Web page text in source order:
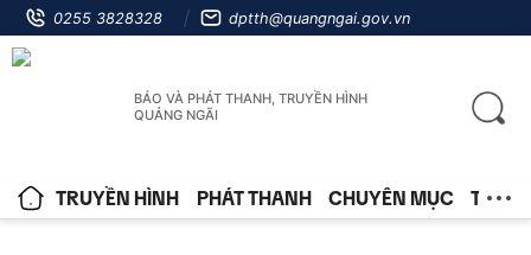
0255 3828328 dptth@quangngai.gov.vn
BÁO VÀ PHÁT THANH, TRUYỀN HÌNH
QUẢNG NGÃI
TRUYỀN HÌNH PHÁT THANH CHUYÊN MỤC TIN